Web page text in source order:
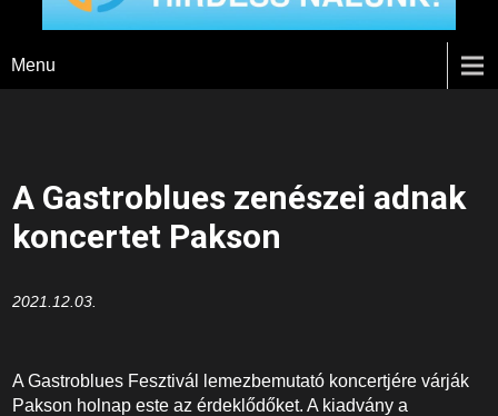
Menu
A Gastroblues zenészei adnak
koncertet Pakson
2021.12.03.
A Gastroblues Fesztivál lemezbemutató koncertjére várják
Pakson holnap este az érdeklődőket. A kiadvány a